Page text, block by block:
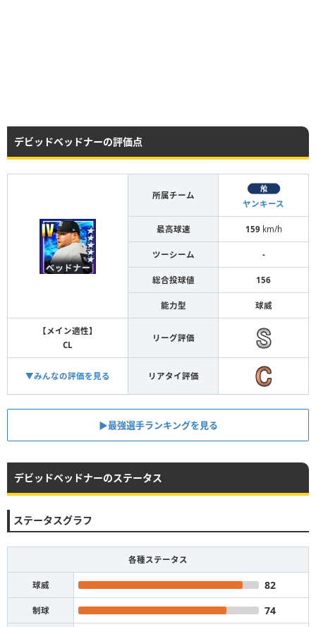
デビッドベッドナーの評価点
所属チーム
ヤンキース
最高球速 159km/h
ツーシーム -
総合投球値 156
能力型 球威
【メイン適性】
CL
リーグ評価
▼みんなの評価を見る リアタイ評価
▶︎最強選手ランキングを見る
デビッドベッドナーのステータス
ステータスグラフ
各種ステータス
球威 82
制球 74